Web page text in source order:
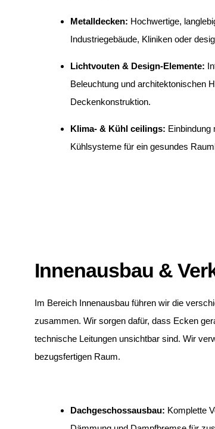
Metalldecken: Hochwertige,
Industriegebäude, Kliniken oder
Lichtvouten & Design-Elemente:
Beleuchtung und architektonischen
Deckenkonstruktion.
Klima- & Kühl ceilings: Einbindung
Kühlsysteme für ein gesundes
Innenausbau &
Im Bereich Innenausbau führen wir die
zusammen. Wir sorgen dafür, dass Ecken
technische Leitungen unsichtbar sind. Wir
bezugsfertigen Raum.
Dachgeschossausbau: Komplette